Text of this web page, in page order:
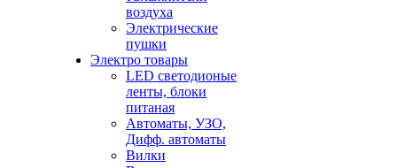
воздуха
Электрические
пушки
Электро товары
LED светодионые
ленты, блоки
питаная
Автоматы, УЗО,
Дифф. автоматы
Вилки